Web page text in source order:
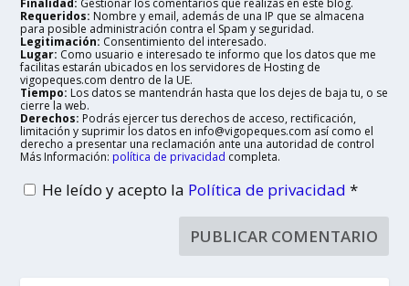
Finalidad: Gestionar los comentarios que realizas en este blog.
Requeridos: Nombre y email, además de una IP que se almacena
para posible administración contra el Spam y seguridad.
Legitimación: Consentimiento del interesado.
Lugar: Como usuario e interesado te informo que los datos que me
facilitas estarán ubicados en los servidores de Hosting de
vigopeques.com dentro de la UE.
Tiempo: Los datos se mantendrán hasta que los dejes de baja tu, o se
cierre la web.
Derechos: Podrás ejercer tus derechos de acceso, rectificación,
limitación y suprimir los datos en info@vigopeques.com así como el
derecho a presentar una reclamación ante una autoridad de control
Más Información: política de privacidad completa.
He leído y acepto la Política de privacidad*